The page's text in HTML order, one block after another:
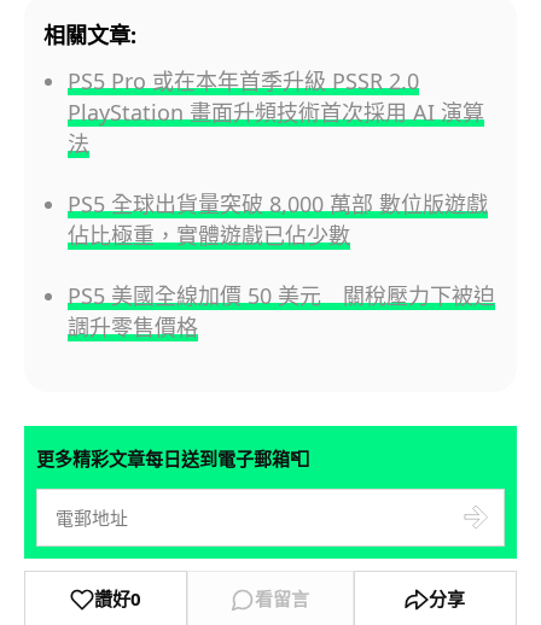
相關文章:
PS5 Pro 或在本年首季升級 PSSR 2.0
PlayStation 畫面升頻技術首次採用 AI 演算
法
PS5 全球出貨量突破 8,000 萬部 數位版遊戲
佔比極重，實體遊戲已佔少數
PS5 美國全線加價 50 美元 關稅壓力下被迫
調升零售價格
更多精彩文章每日送到電子郵箱📮
讚好0 看留言 分享